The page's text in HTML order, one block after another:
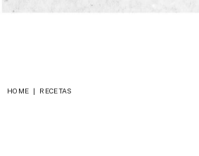
HOME | RECETAS